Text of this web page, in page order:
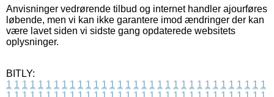
Anvisninger vedrørende tilbud og internet handler ajourføres
løbende, men vi kan ikke garantere imod ændringer der kan
være lavet siden vi sidste gang opdaterede websitets
oplysninger.
BITLY:
1 1 1 1 1 1 1 1 1 1 1 1 1 1 1 1 1 1 1 1 1 1 1 1 1 1 1 1 1 1 1 1 1